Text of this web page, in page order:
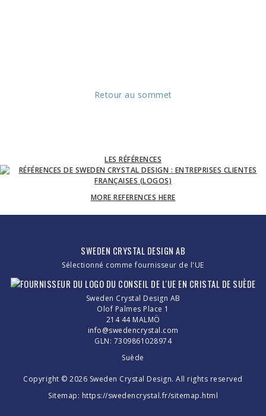
Retour au sommet
LES RÉFÉRENCES
MORE REFERENCES HERE
SWEDEN CRYSTAL DESIGN AB
Sélectionné comme fournisseur de l'UE
Sweden Crystal Design AB
Olof Palmes Place 1
214 44 MALMÖ
info@swedencrystal.com
GLN: 7309861028974
Suède
Copyright © 2026 Sweden Crystal Design. All rights reserved
Sitemap: https://swedencrystal.fr/sitemap.html